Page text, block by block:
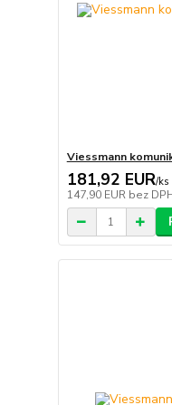
Viessmann
181,92 EUR/ks
147,90 EUR bez